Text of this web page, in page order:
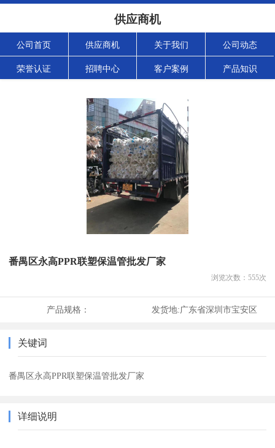
供应商机
公司首页 供应商机 关于我们 公司动态
荣誉认证 招聘中心 客户案例 产品知识
番禺区永高PPR联塑保温管批发厂家
浏览次数： 555次
产品规格： 发货地:广东省深圳市宝安区
关键词
番禺区永高PPR联塑保温管批发厂家
详细说明